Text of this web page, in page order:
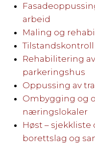
arbeid
Maling og
Rehabilitering
parkeringshus
Oppussing av
Ombygging og
næringslokaler
Høst –
borettslag og